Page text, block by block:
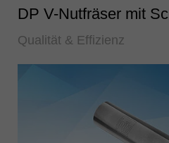
DP V-Nutfräser mit
Qualität & Effizienz